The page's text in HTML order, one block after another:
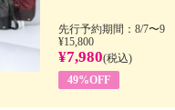
先行予約期間：8/7〜9
¥15,800
¥7,980(税込)
49%OFF